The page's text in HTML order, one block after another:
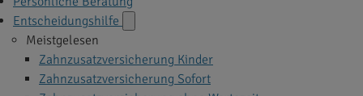
Entscheidungshilfe
Meistgelesen
Zahnzusatzversicherung Kinder
Zahnzusatzversicherung Sofort